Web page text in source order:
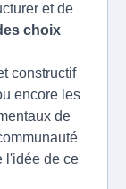
et de
choix
constructif
encore les
de
l'idée de ce